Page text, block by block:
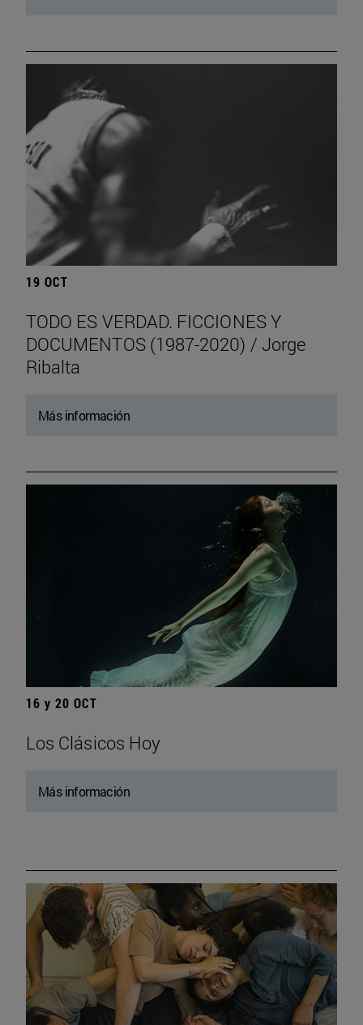
19 OCT
TODO ES VERDAD. FICCIONES Y
DOCUMENTOS (1987-2020) / Jorge
Ribalta
Más información
16 y 20 OCT
Los Clásicos Hoy
Más información